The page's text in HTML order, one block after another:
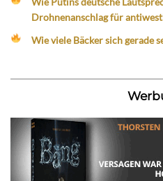
Drohnenanschlag für
Wie viele Bäcker sich gerade